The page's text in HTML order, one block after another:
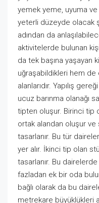
yemek yeme, uyuma
yeterli düzeyde olacak
adından da
aktivitelerde bulunan
da tek başına yaşayan
uğraşabildikleri hem de
alanlarıdır. Yapılış
ucuz barınma olanağı
tipten oluşur. Birinci tip
ortak alandan oluşur
tasarlanır. Bu tür
yer alır. İkinci tip olan
tasarlanır. Bu
fazladan ek bir oda
bağlı olarak da bu
metrekare büyüklükleri